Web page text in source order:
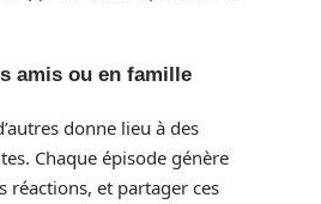
amis ou en famille
donne lieu à des
Chaque épisode génère
réactions, et partager ces